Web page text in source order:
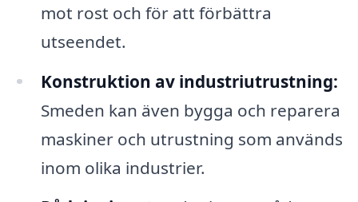
mot rost och för att förbättra
utseendet.
Konstruktion av industriutrustning:
Smeden kan även bygga och reparera
maskiner och utrustning som används
inom olika industrier.